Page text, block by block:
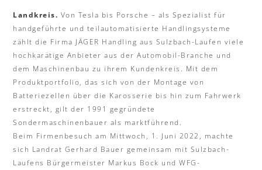
Landkreis. Von Tesla bis Porsche – als Spezialist für
handgeführte und teilautomatisierte Handlingsysteme
zählt die Firma JÄGER Handling aus Sulzbach-Laufen viele
hochkarätige Anbieter aus der Automobil-Branche und
dem Maschinenbau zu ihrem Kundenkreis. Mit dem
Produktportfolio, das sich von der Montage von
Batteriezellen über die Karosserie bis hin zum Fahrwerk
erstreckt, gilt der 1991 gegründete
Sondermaschinenbauer als marktführend.
Beim Firmenbesuch am Mittwoch, 1. Juni 2022, machte
sich Landrat Gerhard Bauer gemeinsam mit Sulzbach-
Laufens Bürgermeister Markus Bock und WFG-